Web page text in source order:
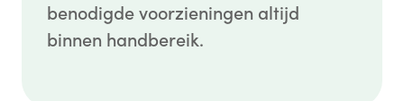
benodigde voorzieningen altijd
binnen handbereik.